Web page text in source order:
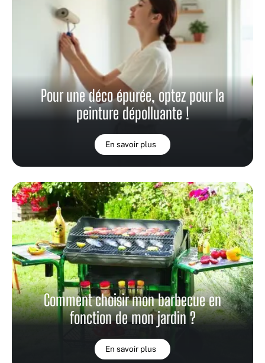
Pour une déco épurée, optez pour la
peinture dépolluante !
En savoir plus
Comment choisir mon barbecue en
fonction de mon jardin ?
En savoir plus